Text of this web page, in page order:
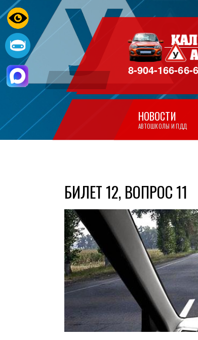
8-904-166-66-
НОВОСТИ
АВТОШКОЛЫ И ПДД
БИЛЕТ 12, ВОПРОС 11